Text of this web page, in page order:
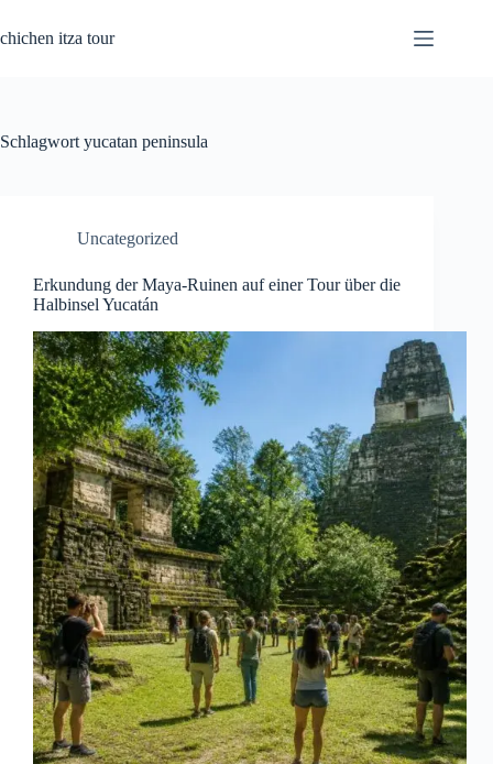
Inhalt
springen
chichen itza tour
Schlagwort yucatan peninsula
Uncategorized
Erkundung der Maya-Ruinen auf einer Tour über die
Halbinsel Yucatán